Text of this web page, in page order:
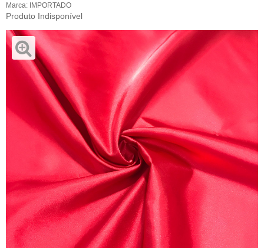
Marca: IMPORTADO
Produto Indisponível